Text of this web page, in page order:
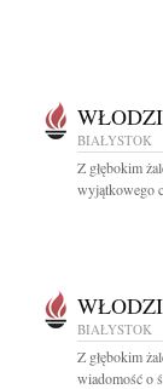
BIAŁYSTOK
Z głębokim
wyjątkowego
BIAŁYSTOK
Z głębokim
wiadomość o